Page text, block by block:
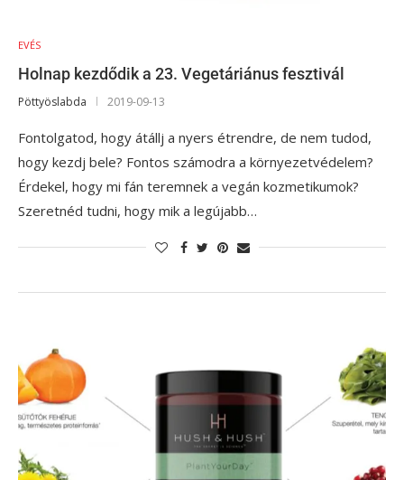
EVÉS
Holnap kezdődik a 23. Vegetáriánus fesztivál
Pöttyöslabda 2019-09-13
Fontolgatod, hogy átállj a nyers étrendre, de nem tudod,
hogy kezdj bele? Fontos számodra a környezetvédelem?
Érdekel, hogy mi fán teremnek a vegán kozmetikumok?
Szeretnéd tudni, hogy mik a legújabb…